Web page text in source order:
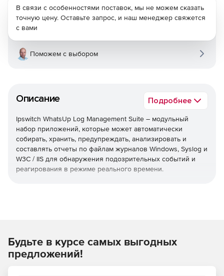
Описание Подробнее
Ipswitch WhatsUp Log Management Suite – модульный
набор приложений, которые может автоматически
собирать, хранить, предупреждать, анализировать и
составлять отчеты по файлам журналов Windows, Syslog и
W3C / IIS для обнаружения подозрительных событий и
реагирования в режиме реального времени.
требований.
Event Alarm: мониторинг файлов журнала и получение в
В связи с особенностями поставок, мы не можем сказать
точную цену. Оставьте запрос, и наш менеджер свяжется
с вами
Поможем с выбором
Будьте в курсе самых выгодных
предложений!